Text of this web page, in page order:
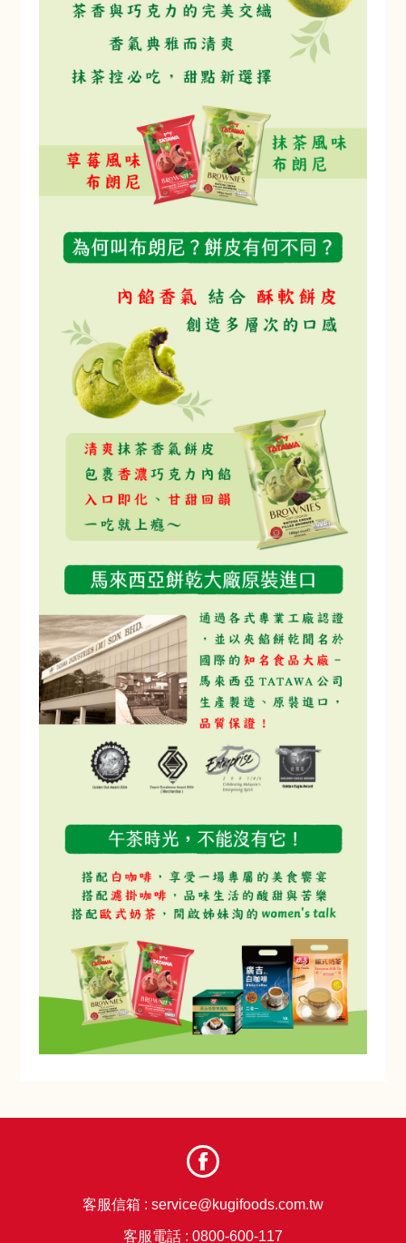
客服信箱 : service@kugifoods.com.tw
客服電話 : 0800-600-117